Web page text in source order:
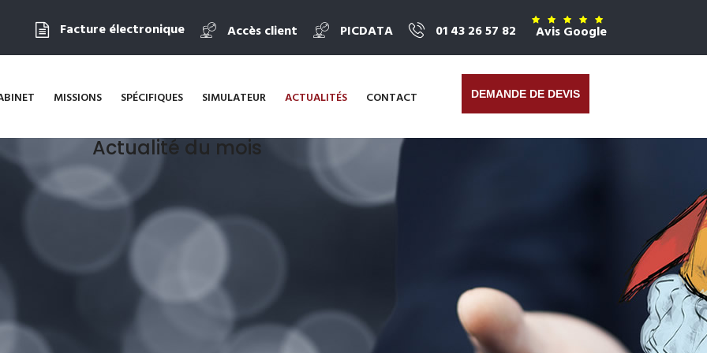
Facture électronique Accès client PICDATA 01 43 26 57 82 Avis Google
MISSIONS SPÉCIFIQUES SIMULATEUR ACTUALITÉS CONTACT DEMANDE DE DEVIS
Actualité du mois